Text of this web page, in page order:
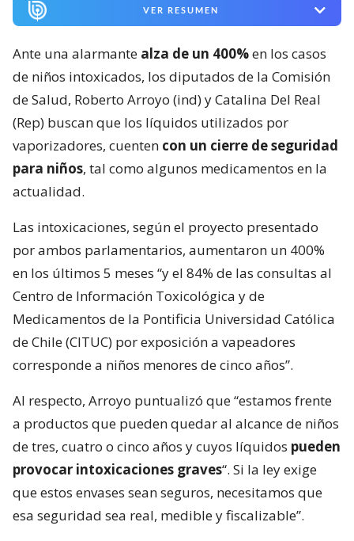
VER RESUMEN
Ante una alarmante alza de un 400%en los casos
de niños intoxicados, los diputados de la Comisión
de Salud, Roberto Arroyo (ind) y Catalina Del Real
(Rep) buscan que los líquidos utilizados por
vaporizadores, cuenten con un cierre de seguridad
para niños, tal como algunos medicamentos en la
actualidad.
Las intoxicaciones, según el proyecto presentado
por ambos parlamentarios, aumentaron un 400%
en los últimos 5 meses “y el 84% de las consultas al
Centro de Información Toxicológica y de
Medicamentos de la Pontificia Universidad Católica
de Chile (CITUC) por exposición a vapeadores
corresponde a niños menores de cinco años”.
Al respecto, Arroyo puntualizó que “estamos frente
a productos que pueden quedar al alcance de niños
de tres, cuatro o cinco años y cuyos líquidos pueden
provocar intoxicaciones graves“. Si la ley exige
que estos envases sean seguros, necesitamos que
esa seguridad sea real, medible y fiscalizable”.